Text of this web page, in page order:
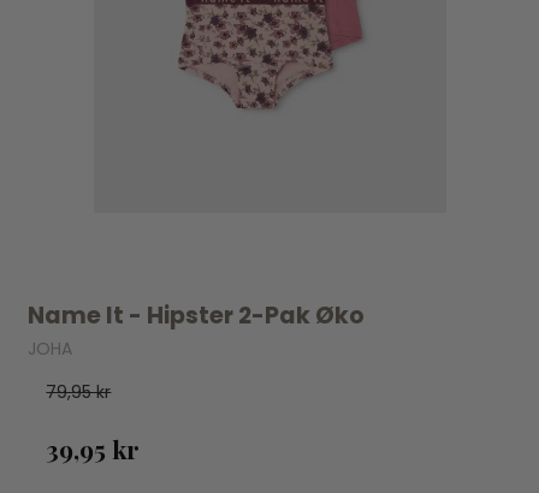
Name It - Hipster 2-Pak Øko
JOHA
79,95 kr
39,95 kr